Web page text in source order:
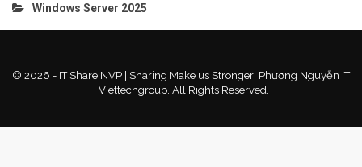
Windows Server 2025
© 2026 - IT Share NVP | Sharing Make us Stronger| Phương Nguyễn IT
| Viettechgroup. All Rights Reserved.